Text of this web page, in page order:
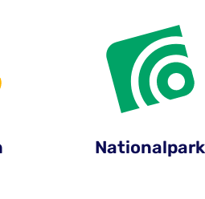
Nationalpark